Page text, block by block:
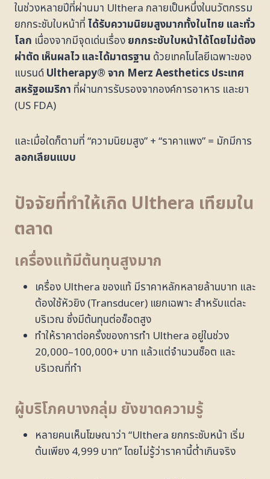
ในช่วงหลายปีที่ผ่านมา Ulthera กลายเป็นหนึ่งในนวัตกรรม
ยกกระชับใบหน้าที่ได้รับความนิยมสูงมากทั้งในไทย และทั่ว
โลก เนื่องจากมีจุดเด่นเรื่องยกกระชับใบหน้าได้โดยไม่ต้อง
ผ่าตัด เห็นผลไว และได้มาตรฐาน ด้วยเทคโนโลยีเฉพาะของ
แบรนด์Ultherapy® จาก Merz Aesthetics ประเทศ
สหรัฐอเมริกา ที่ผ่านการรับรองจากองค์การอาหาร และยา
(US FDA)
และเมื่อใดก็ตามที่ “ความนิยมสูง” + “ราคาแพง” = มักมีการ
ลอกเลียนแบบ
ปัจจัยที่ทำให้เกิด Ulthera เทียมใน
ตลาด
เครื่องแท้มีต้นทุนสูงมาก
เครื่อง Ulthera ของแท้ มีราคาหลักหลายล้านบาท และ
ต้องใช้หัวยิง (Transducer) แยกเฉพาะ สำหรับแต่ละ
บริเวณ ซึ่งมีต้นทุนต่อช็อตสูง
ทำให้ราคาต่อครั้งของการทำ Ulthera อยู่ในช่วง
20,000–100,000+ บาท แล้วแต่จำนวนช็อต และ
บริเวณที่ทำ
ผู้บริโภคบางกลุ่ม ยังขาดความรู้
หลายคนเห็นโฆษณาว่า “Ulthera ยกกระชับหน้า เริ่ม
ต้นเพียง 4,999 บาท” โดยไม่รู้ว่าราคานี้ต่ำเกินจริง